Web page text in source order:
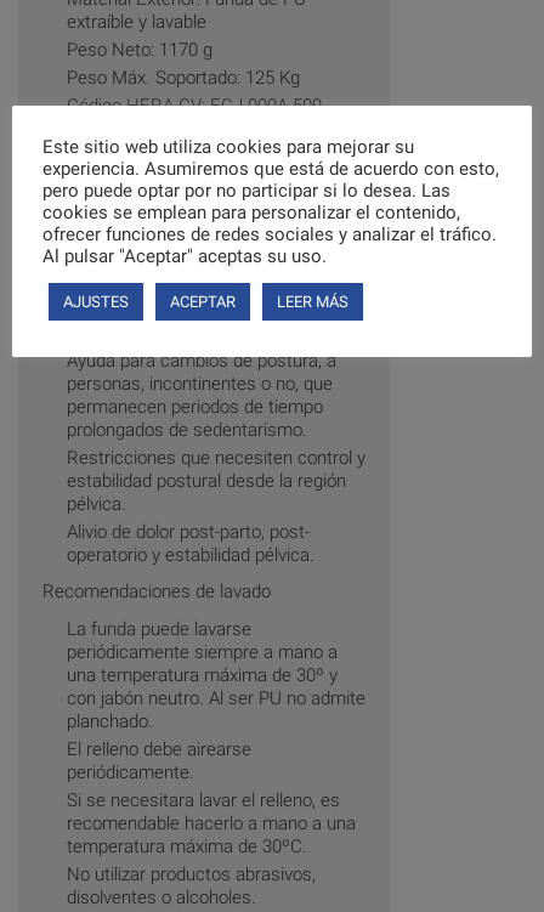
extraíble y lavable
Peso Neto: 1170 g
Peso Máx. Soportado: 125 Kg
Código HERA-CV: ECJ 000A-509
Código FAMILIA SIRPO: ECJ000A
Consejos de Utilización:
Prevención de escaras en pacientes
con alto riesgo y como método
preventivo de tratamiento.
Bursitis de cadera y Dolor anal
Ayuda para cambios de postura, a
personas, incontinentes o no, que
permanecen periodos de tiempo
prolongados de sedentarismo.
Restricciones que necesiten control y
estabilidad postural desde la región
pélvica.
Alivio de dolor post-parto, post-
operatorio y estabilidad pélvica.
Recomendaciones de lavado
La funda puede lavarse
periódicamente siempre a mano a
una temperatura máxima de 30º y
con jabón neutro. Al ser PU no admite
planchado.
El relleno debe airearse
periódicamente.
Si se necesitara lavar el relleno, es
recomendable hacerlo a mano a una
temperatura máxima de 30ºC.
No utilizar productos abrasivos,
disolventes o alcoholes.
Este sitio web utiliza cookies para mejorar su
experiencia. Asumiremos que está de acuerdo con esto,
pero puede optar por no participar si lo desea. Las
cookies se emplean para personalizar el contenido,
ofrecer funciones de redes sociales y analizar el tráfico.
Al pulsar "Aceptar" aceptas su uso.
AJUSTES ACEPTAR LEER MÁS